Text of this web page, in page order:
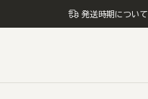
発送時期について